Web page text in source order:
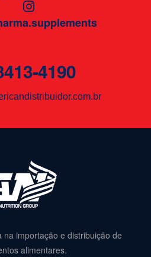
4190
na importação e distribuição de
alimentares.